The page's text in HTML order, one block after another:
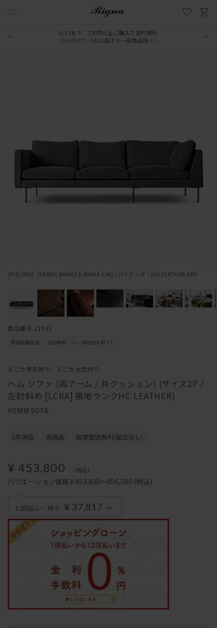
8/31まで 2万円以上ご購入で送料無料
（OUTLET・SALE品ほか一部商品除く）
どこか男性的で、どこか女性的で。
ヘム ソファ (両アーム / 片クッション) (サイズ2P /
左肘斜め [LCRA] 張地ランクHC LEATHER)
HEMM SOFA
3P [LCRA]（FABRIC RANK3 [LINARA 154] / パイピング：HO LEATHER 495）
3年保証 完成品 設置配送無料(組立なし)
¥ 453,800 (税込)
バリエーション価格 ¥ 453,800～956,500 (税込)
12回払い・月々 ¥ 37,817 ～
商品番号 21902